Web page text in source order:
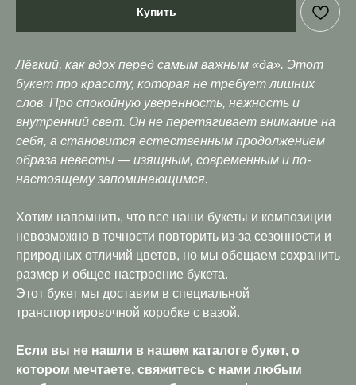
Купить
Лёгкий, как вдох перед самым важным «да». Этот
букет про красоту, которая не требует лишних
слов. Про спокойную уверенность, нежность и
внутренний свет. Он не перетягивает внимание на
себя, а становится естественным продолжением
образа невесты — изящным, современным и по-
настоящему запоминающимся.
Хотим напомнить, что все наши букеты и композиции
невозможно в точности повторить из-за сезонности и
природных отличий цветов, но мы обещаем сохранить
размер и общее настроение букета.
Этот букет мы доставим в специальной
транспортировочной коробке с вазой.
Если вы не нашли в нашем каталоге букет, о
котором мечтаете, свяжитесь с нами любым